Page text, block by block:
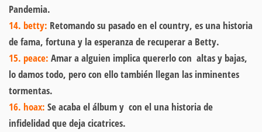
Pandemia.
14. betty: Retomando su pasado en el country, es una historia
de fama, fortuna y la esperanza de recuperar a Betty.
15. peace: Amar a alguien implica quererlo con altas y bajas,
lo damos todo, pero con ello también llegan las inminentes
tormentas.
16. hoax: Se acaba el álbum y con el una historia de
infidelidad que deja cicatrices.